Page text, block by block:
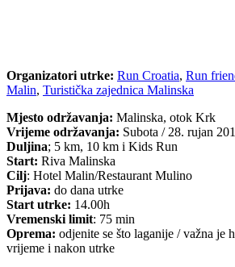
Organizatori utrke: Run Croatia, Run
Malin, Turistička zajednica Malinska
Mjesto održavanja: Malinska, otok Krk
Vrijeme održavanja: Subota / 28. rujan
Duljina; 5 km, 10 km i Kids Run
‍Start: Riva Malinska
Cilj: Hotel Malin/Restaurant Mulino
Prijava: do dana utrke
Start utrke: 14.00h
Vremenski limit: 75 min
Oprema: odjenite se što laganije / važna je
vrijeme i nakon utrke